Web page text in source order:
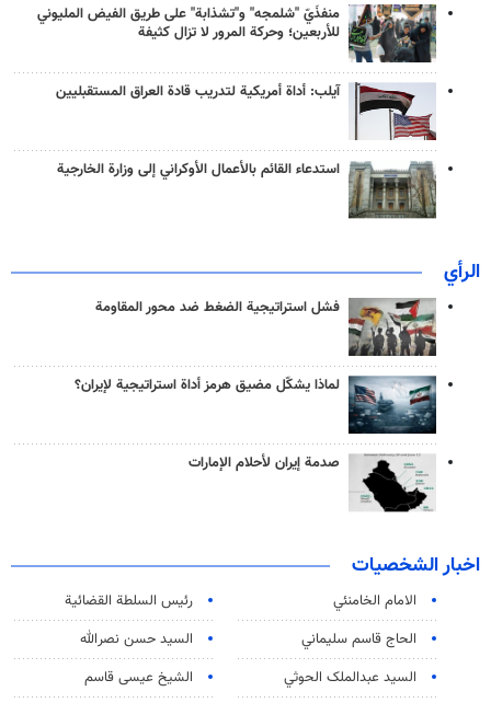
منفذَيّ "شلمجه" و"تشذابة" على طريق الفيض المليوني
للأربعين؛ وحركة المرور لا تزال كثيفة
آيلب: أداة أمريكية لتدريب قادة العراق المستقبليين
استدعاء القائم بالأعمال الأوكراني إلى وزارة الخارجية
الرأي
فشل استراتيجية الضغط ضد محور المقاومة
لماذا يشكّل مضيق هرمز أداة استراتيجية لإيران؟
صدمة إيران لأحلام الإمارات
اخبار الشخصيات
الامام الخامنئي
رئیس السلطة القضائیة
الحاج قاسم سليماني
السيد حسن نصرالله
السید عبدالملک الحوثي
الشيخ عيسى قاسم